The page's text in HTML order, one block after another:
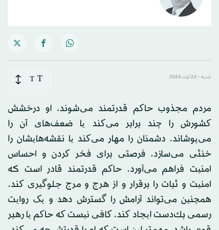
شنبه - 24 اوت 2024 T
T
مردم مجذوب حاکم قدرتمند می‌شوند. او درخشش
کشورش را چند برابر می‌کند یا ضعف‌های آن را
می‌پوشاند. دشمنان را مهار می‌کند یا نقشه‌هایشان را
خنثی می‌سازد. فرصتی برای فخر کردن و احساس
امنیت فراهم می‌آورد. حاکم قدرتمند قادر است كه
امنیت و ثبات را برقرار و از هرج و مرج جلوگیری کند.
همچنین می‌تواند آرامش را گسترش دهد و یک روایت
رسمی بك‌دست ایجاد کند. کافی نیست که حاکم یا رهبر